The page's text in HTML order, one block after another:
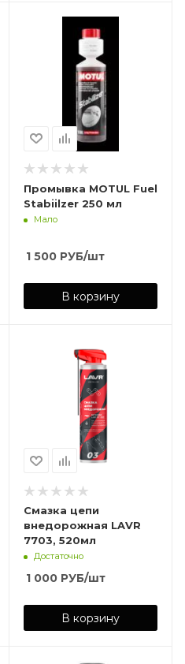
Промывка MOTUL Fuel
Stabiilzer 250 мл
Мало
1 500РУБ/шт
В корзину
Смазка цепи
внедорожная LAVR
7703, 520мл
Достаточно
1 000РУБ/шт
В корзину